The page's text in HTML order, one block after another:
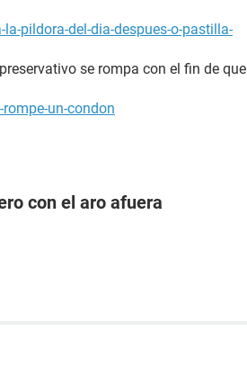
pildora-del-dia-despues-o-pastilla-
se rompa con el fin de que
un-condon
con el aro afuera